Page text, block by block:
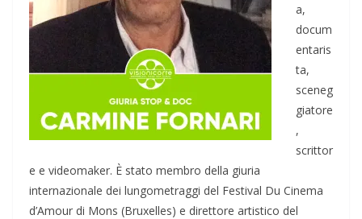
a,
docum
entaris
ta,
sceneg
giatore
,
scrittor
e e videomaker. È stato membro della giuria
internazionale dei lungometraggi del Festival Du Cinema
d’Amour di Mons (Bruxelles) e direttore artistico del